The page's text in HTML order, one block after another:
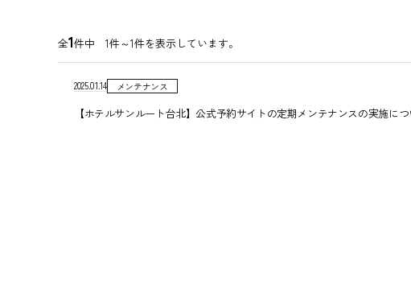
全1件中 1件～1件を表示しています。
2025.01.14 メンテナンス
【ホテルサンルート台北】公式予約サイトの定期メンテナンスの実施につ